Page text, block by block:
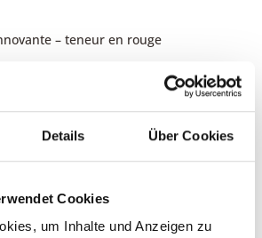
Details Über Cookies
Cookies
um Inhalte und Anzeigen zu
– teneur en rouge
céramique pour une chaleur
à celle du soleil
icon ou le régulateur icon